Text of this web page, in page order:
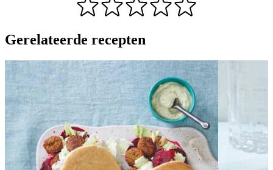
Gerelateerde recepten